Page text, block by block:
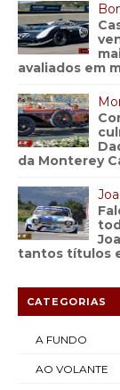
avaliados em
da Monterey
tantos títulos
CATEGORIAS
A FUNDO
AO VOLANTE